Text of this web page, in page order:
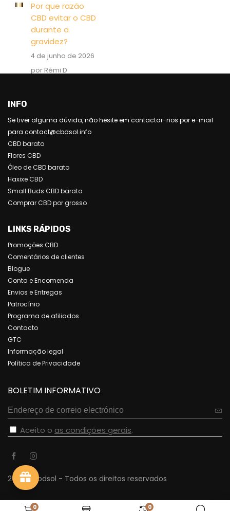
Por que razão
CBD evitar o CBD
durante a
gravidez?
4 de junho de 2026
por Rémi D
INFO
Se tiver alguma dúvida, não hesite em contactar-nos por e-mail
para contact@cbdsol.info
CBD barato
Flores CBD
Óleo de CBD barato
Haxixe CBD
Small Buds CBD barato
Comprar CBD por grosso
LINKS RÁPIDOS
Promoções CBD
Comentários de clientes
Blogue
Conta e Encomenda
Envios e Entregas
Patrocínio
Programa de afiliados
Contacto
GTC
Informação legal
Política de Privacidade
BOLETIM INFORMATIVO
Aceito o as condições gerais.
2023 - cbdsol - Todos os direitos reservados
0 0